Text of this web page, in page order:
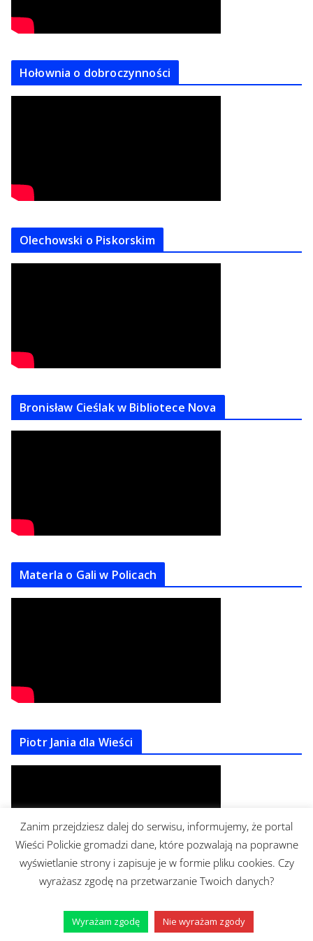
Hołownia o dobroczynności
Olechowski o Piskorskim
Bronisław Cieślak w Bibliotece Nova
Materla o Gali w Policach
Piotr Jania dla Wieści
Brudziński o Policach
Zanim przejdziesz dalej do serwisu, informujemy, że portal
Wieści Polickie gromadzi dane, które pozwalają na poprawne
wyświetlanie strony i zapisuje je w formie pliku cookies. Czy
wyrażasz zgodę na przetwarzanie Twoich danych?
Wyrażam zgodę Nie wyrażam zgody